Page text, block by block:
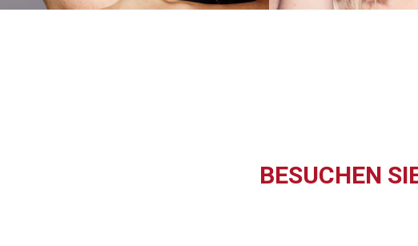
BESUCHEN